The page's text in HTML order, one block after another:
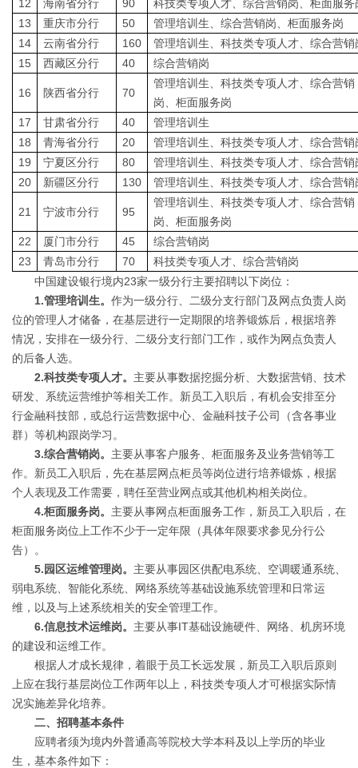
12
海南省分行 90
科技类专项人才、综合营销岗、柜面服务
13
重庆市分行 50
管理培训生、综合营销岗、柜面服务岗
14
云南省分行 160
管理培训生、科技类专项人才、综合营销
15
西藏区分行 40 综合营销岗
16 陕西省分行 70
管理培训生、科技类专项人才、综合营销
岗、柜面服务岗
17
甘肃省分行 40
管理培训生
18
青海省分行 20
管理培训生、科技类专项人才、综合营销
19
宁夏区分行 80
管理培训生、科技类专项人才、综合营销
20
新疆区分行 130 管理培训生、科技类专项人才、综合营销
21 宁波市分行 95
管理培训生、科技类专项人才、综合营销
岗、柜面服务岗
22
厦门市分行 45
综合营销岗
23
青岛市分行 70
科技类专项人才、综合营销岗
中国建设银行境内23家一级分行主要招聘以下岗位：
1.管理培训生。 作为一级分行、二级分支行部门及网点负责人岗
位的管理人才储备，在基层进行一定期限的培养锻炼后，根据培养
情况，安排在一级分行、二级分支行部门工作，或作为网点负责人
的后备人选。
2.科技类专项人才。 主要从事数据挖掘分析、大数据营销、技术
研发、系统运营维护等相关工作。新员工入职后，有机会安排至分
行金融科技部，或总行运营数据中心、金融科技子公司（含各事业
群）等机构跟岗学习。
3.综合营销岗。 主要从事客户服务、柜面服务及业务营销等工
作。新员工入职后，先在基层网点柜员等岗位进行培养锻炼，根据
个人表现及工作需要，聘任至营业网点或其他机构相关岗位。
4.柜面服务岗。 主要从事网点柜面服务工作，新员工入职后，在
柜面服务岗位上工作不少于一定年限（具体年限要求参见分行公
告）。
5.园区运维管理岗。 主要从事园区供配电系统、空调暖通系统、
弱电系统、智能化系统、网络系统等基础设施系统管理和日常运
维，以及与上述系统相关的安全管理工作。
6.信息技术运维岗。 主要从事IT基础设施硬件、网络、机房环境
的建设和运维工作。
根据人才成长规律，着眼于员工长远发展，新员工入职后原则
上应在我行基层岗位工作两年以上，科技类专项人才可根据实际情
况实施差异化培养。
二、招聘基本条件
应聘者须为境内外普通高等院校大学本科及以上学历的毕业
生，基本条件如下：